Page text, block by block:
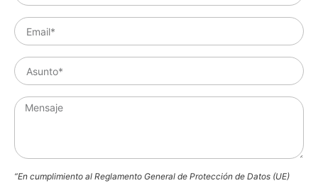
“En cumplimiento al Reglamento General de Protección de Datos (UE)